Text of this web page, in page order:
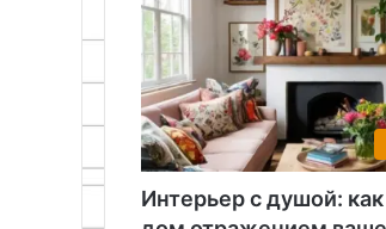
Интерьер с душой: